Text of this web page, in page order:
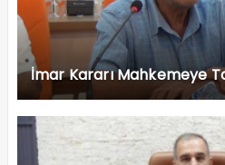
İmar Kararı Mahkemeye